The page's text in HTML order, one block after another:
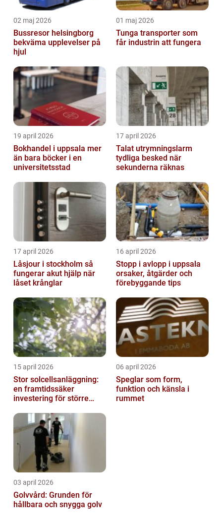
02 maj 2026
Bussresor helsingborg
bekväma upplevelser på
hjul
01 maj 2026
Tunga transporter som
får industrin att fungera
19 april 2026
Bokhandel i uppsala mer
än bara böcker i en
universitetsstad
17 april 2026
Talat utrymningslarm
tydliga besked när
sekunderna räknas
17 april 2026
Låsjour i stockholm så
fungerar akut hjälp när
låset krånglar
16 april 2026
Stopp i avlopp i uppsala
orsaker, åtgärder och
förebyggande tips
15 april 2026
Stor solcellsanläggning:
en framtidssäker
investering för större
06 april 2026
Speglar som form,
funktion och känsla i
rummet
03 april 2026
Golvvård: Grunden för
hållbara och snygga golv